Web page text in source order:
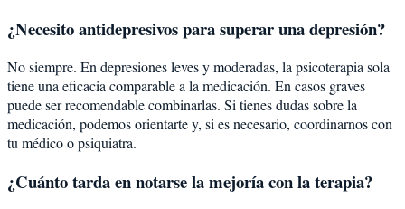
¿Necesito antidepresivos para superar una depresión?
No siempre. En depresiones leves y moderadas, la psicoterapia sola
tiene una eficacia comparable a la medicación. En casos graves
puede ser recomendable combinarlas. Si tienes dudas sobre la
medicación, podemos orientarte y, si es necesario, coordinarnos con
tu médico o psiquiatra.
¿Cuánto tarda en notarse la mejoría con la terapia?